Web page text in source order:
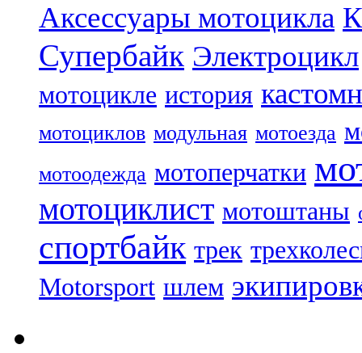
Аксессуары мотоцикла
Супербайк Электроцикл
мотоцикле история
мотоциклов модульная мотоезда
мотоодежда мотоперчатки
мотоциклист мотоштаны
спортбайк трек
Motorsport шлем